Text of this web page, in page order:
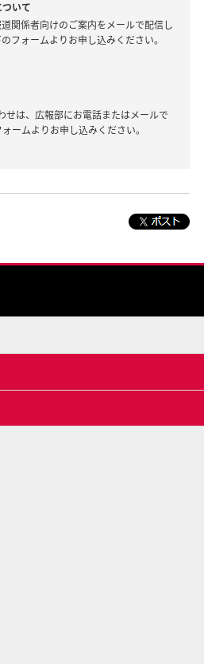
いて
関係者向けのご案内をメールで配信し
フォームよりお申し込みください。
せは、広報部にお電話またはメールで
ームよりお申し込みください。